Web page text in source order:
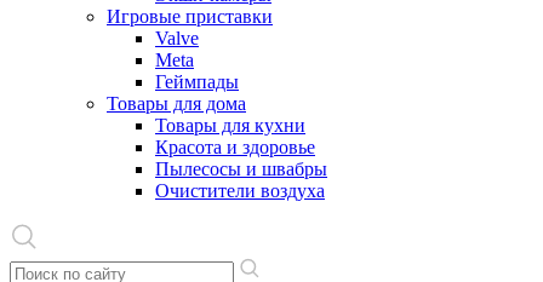
Игровые приставки
Valve
Meta
Геймпады
Товары для дома
Товары для кухни
Красота и здоровье
Пылесосы и швабры
Очистители воздуха